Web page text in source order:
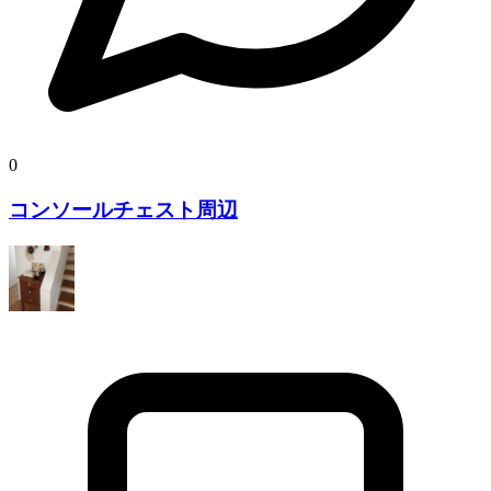
0
コンソールチェスト周辺